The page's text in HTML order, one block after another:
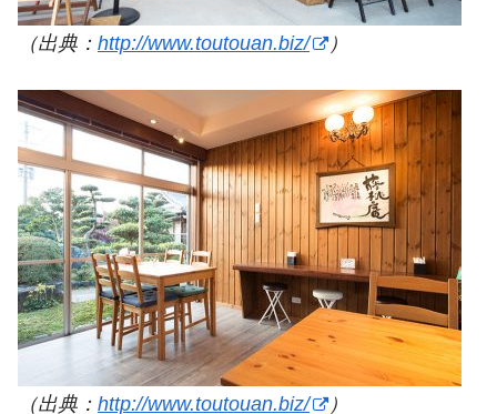
（出典： http://www.toutouan.biz/ ）
（出典： http://www.toutouan.biz/ ）